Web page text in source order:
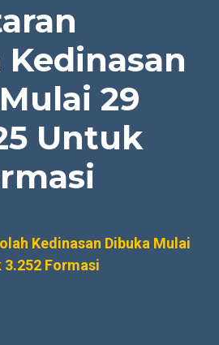
Kedinasan
29
Untuk
Kedinasan Dibuka Mulai
3.252 Formasi